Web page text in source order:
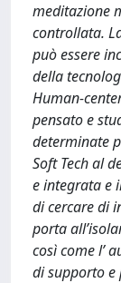
meditazione
controllata.
può essere
della
Human-
pensato e
determinate
Soft Tech al
e integrata e
di cercare di
porta
così come l’
di supporto e